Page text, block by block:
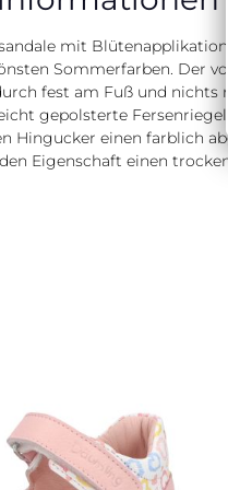
mit
Sommerfarben. Der
fest am Fuß und nichts
gepolsterte
Hingucker einen farblich
Eigenschaft einen